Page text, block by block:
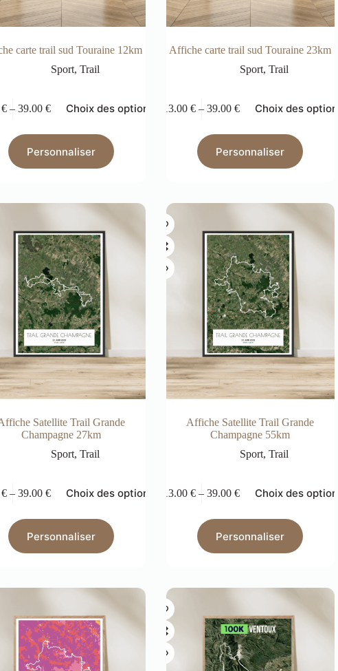
carte trail sud Touraine 12km
Sport, Trail
€ –39.00€ Choix des options
Personnaliser
Affiche carte trail sud Touraine 23km
Sport, Trail
13.00€ –39.00€ Choix des options
Personnaliser
Satellite Trail Grande
Champagne 27km
Sport, Trail
€ –39.00€ Choix des options
Personnaliser
Affiche Satellite Trail Grande
Champagne 55km
Sport, Trail
13.00€ –39.00€ Choix des options
Personnaliser